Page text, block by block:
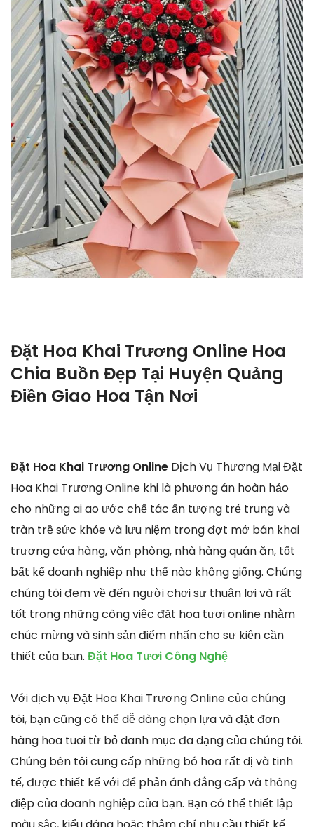
Đặt Hoa Khai Trương Online Hoa
Chia Buồn Đẹp Tại Huyện Quảng
Điền Giao Hoa Tận Nơi
Đặt Hoa Khai Trương Online Dịch Vụ Thương Mại Đặt
Hoa Khai Trương Online khi là phương án hoàn hảo
cho những ai ao ước chế tác ấn tượng trẻ trung và
tràn trề sức khỏe và lưu niệm trong đợt mở bán khai
trương cửa hàng, văn phòng, nhà hàng quán ăn, tốt
bất kể doanh nghiệp như thế nào không giống. Chúng
chúng tôi đem về đến người chơi sự thuận lợi và rất
tốt trong những công việc đặt hoa tươi online nhằm
chúc mừng và sinh sản điểm nhấn cho sự kiện cần
thiết của bạn. Đặt Hoa Tươi Công Nghệ
Với dịch vụ Đặt Hoa Khai Trương Online của chúng
tôi, bạn cũng có thể dễ dàng chọn lựa và đặt đơn
hàng hoa tuoi từ bỏ danh mục đa dạng của chúng tôi.
Chúng bên tôi cung cấp những bó hoa rất dị và tinh
tế, được thiết kế với để phản ánh đẳng cấp và thông
điệp của doanh nghiệp của bạn. Bạn có thể thiết lập